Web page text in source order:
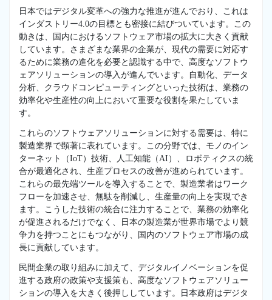
日本ではデジタル変革への強力な推進が進んでおり、これは
インダストリー4.0の目標とも密接に結びついています。この
動きは、国内におけるソフトウェア市場の拡大に大きく貢献
しています。さまざまな業界の企業が、現代の需要に対応す
るために業務の進化を必要と認識する中で、高度なソフトウ
ェアソリューションの導入が進んでいます。自動化、データ
分析、クラウドコンピューティングといった技術は、業務の
効率化や生産性の向上において重要な役割を果たしていま
す。
これらのソフトウェアソリューションに対する需要は、特に
製造業界で顕著に表れています。この分野では、モノのイン
ターネット（IoT）技術、人工知能（AI）、ロボティクスの統
合が最適化され、生産プロセスの改善が進められています。
これらの最先端ツールを導入することで、製造業者はワーク
フローを加速させ、無駄を削減し、生産量の向上を実現でき
ます。こうした技術の統合に注力することで、業務の効率化
が促進されるだけでなく、日本の製造業が世界市場でより競
争力を持つことにもつながり、国内のソフトウェア市場の成
長に貢献しています。
民間企業の取り組みに加えて、デジタルイノベーションを促
進する政府の政策や支援策も、高度なソフトウェアソリュー
ションの導入を大きく後押ししています。日本政府はデジタ